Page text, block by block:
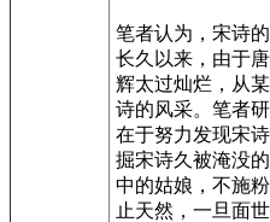
笔者认为，宋诗
长久以来，由于
辉太过灿烂，从
诗的风采。笔者
在于努力发现宋
掘宋诗久被淹没
中的姑娘，不施
止天然，一旦面